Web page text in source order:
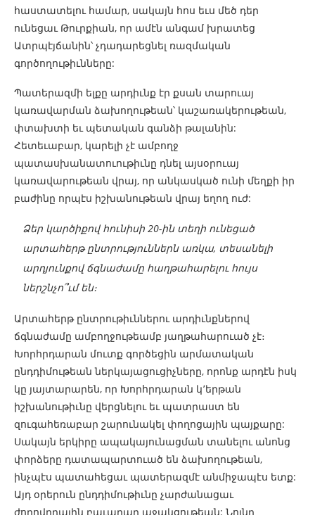
հաստատելու համար, սակայն հոս եւս մեծ դեր
ունեցաւ Թուրքիան, որ ամէն անգամ խրատեց
Ատրպէյճանին՝ չդադարեցնել ռազմական
գործողութիւնները:
Պատերազմի ելքը արդիւնք էր քսան տարուայ
կառավարման ձախողութեան՝ կաշառակերութեան,
փտախտի եւ պետական գանձի թալանին:
Հետեւաբար, կարելի չէ ամբողջ
պատասխանատուութիւնը դնել այսօրուայ
կառավարութեան վրայ, որ անկասկած ունի մեղքի իր
բաժինը որպէս իշխանութեան վրայ եղող ուժ:
Ձեր կարծիքով հունիսի 20-ին տեղի ունեցած
արտահերթ ընտրություններն առկա, տեսանելի
արդյունքով ճգնաժամը հաղթահարելու հույս
ներշնչո՞ւմ են։
Արտահերթ ընտրութիւններու արդիւնքներով
ճգնաժամը ամբողջութեամբ յաղթահարուած չէ։
Խորհրդարան մուտք գործեցին արմատական
ընդդիմութեան ներկայացուցիչները, որոնք արդէն իսկ
կը յայտարարեն, որ Խորհրդարան կ՚երթան
իշխանութիւնը վերցնելու եւ պատրաստ են
զուգահեռաբար շարունակել փողոցային պայքարը:
Սակայն երկիրը ապակայունացման տանելու անոնց
փորձերը դատապարտուած են ձախողութեան,
ինչպէս պատահեցաւ պատերազմէ անմիջապէս ետք:
Այդ օրերուն ընդդիմութիւնը չարժանացաւ
ժողովրդային բաւարար աջակցութեան: Նոյնը